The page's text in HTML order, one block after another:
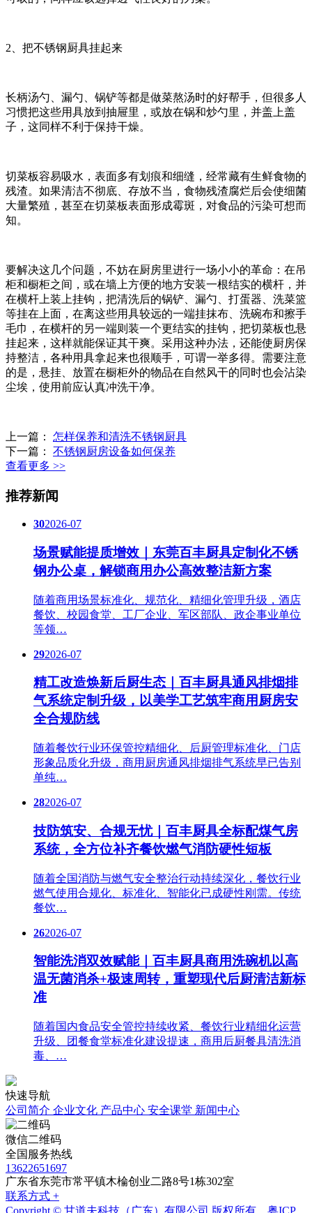
2、把不锈钢厨具挂起来
长柄汤勺、漏勺、锅铲等都是做菜熬汤时的好帮手，但很多人
习惯把这些用具放到抽屉里，或放在锅和炒勺里，并盖上盖
子，这同样不利于保持干燥。
切菜板容易吸水，表面多有划痕和细缝，经常藏有生鲜食物的
残渣。如果清洁不彻底、存放不当，食物残渣腐烂后会使细菌
大量繁殖，甚至在切菜板表面形成霉斑，对食品的污染可想而
知。
要解决这几个问题，不妨在厨房里进行一场小小的革命：在吊
柜和橱柜之间，或在墙上方便的地方安装一根结实的横杆，并
在横杆上装上挂钩，把清洗后的锅铲、漏勺、打蛋器、洗菜篮
等挂在上面，在离这些用具较远的一端挂抹布、洗碗布和擦手
毛巾，在横杆的另一端则装一个更结实的挂钩，把切菜板也悬
挂起来，这样就能保证其干爽。采用这种办法，还能使厨房保
持整洁，各种用具拿起来也很顺手，可谓一举多得。需要注意
的是，悬挂、放置在橱柜外的物品在自然风干的同时也会沾染
尘埃，使用前应认真冲洗干净。
上一篇： 怎样保养和清洗不锈钢厨具
下一篇： 不锈钢厨房设备如何保养
查看更多 >>
推荐新闻
302026-07
场景赋能提质增效｜东莞百丰厨具定制化不锈
钢办公桌，解锁商用办公高效整洁新方案
随着商用场景标准化、规范化、精细化管理升级，酒店
餐饮、校园食堂、工厂企业、军区部队、政企事业单位
等领…
292026-07
精工改造焕新后厨生态｜百丰厨具通风排烟排
气系统定制升级，以美学工艺筑牢商用厨房安
全合规防线
随着餐饮行业环保管控精细化、后厨管理标准化、门店
形象品质化升级，商用厨房通风排烟排气系统早已告别
单纯…
282026-07
技防筑安、合规无忧｜百丰厨具全标配煤气房
系统，全方位补齐餐饮燃气消防硬性短板
随着全国消防与燃气安全整治行动持续深化，餐饮行业
燃气使用合规化、标准化、智能化已成硬性刚需。传统
餐饮…
262026-07
智能洗消双效赋能｜百丰厨具商用洗碗机以高
温无菌消杀+极速周转，重塑现代后厨清洁新标
准
随着国内食品安全管控持续收紧、餐饮行业精细化运营
升级、团餐食堂标准化建设提速，商用后厨餐具清洗消
毒、…
快速导航
公司简介 企业文化 产品中心 安全课堂 新闻中心
微信二维码
全国服务热线
13622651697
广东省东莞市常平镇木棆创业二路8号1栋302室
联系方式 +
Copyright © 甘道夫科技（广东）有限公司 版权所有
粤ICP